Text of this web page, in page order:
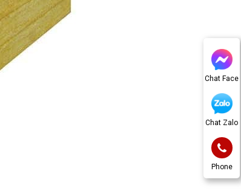
Chat Face
Chat Zalo
Phone